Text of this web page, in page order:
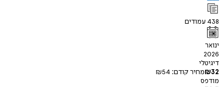
קודם:
₪54